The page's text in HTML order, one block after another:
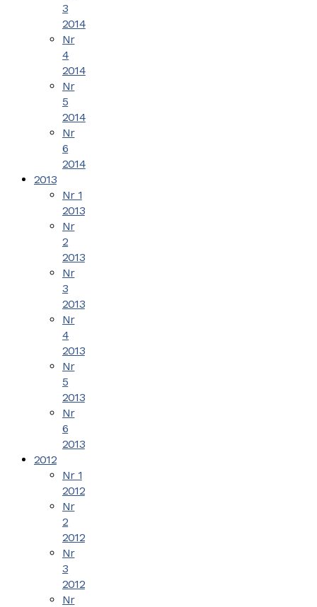
3
2014
Nr
4
2014
Nr
5
2014
Nr
6
2014
2013
Nr 1
2013
Nr
2
2013
Nr
3
2013
Nr
4
2013
Nr
5
2013
Nr
6
2013
2012
Nr 1
2012
Nr
2
2012
Nr
3
2012
Nr